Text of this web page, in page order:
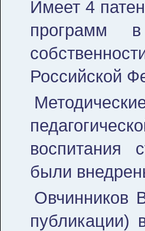
Имеет 4
программ
Российской
воспитания
были
Овчинников
публикации)